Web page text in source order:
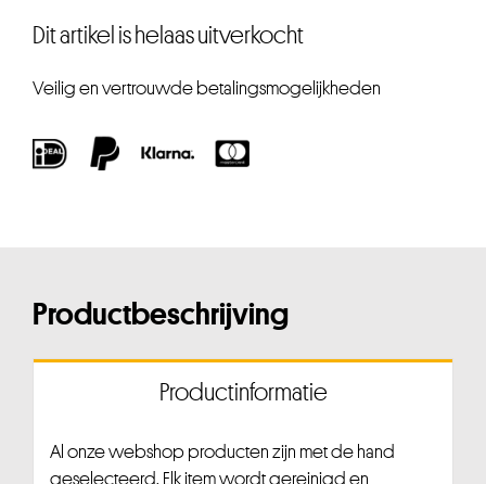
Dit artikel is helaas uitverkocht
Veilig en vertrouwde betalingsmogelijkheden
Productbeschrijving
Productinformatie
Al onze webshop producten zijn met de hand
geselecteerd. Elk item wordt gereinigd en